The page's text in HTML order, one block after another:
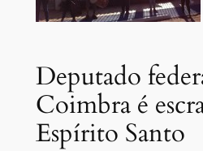
Deputado
Coimbra é
Espírito Santo